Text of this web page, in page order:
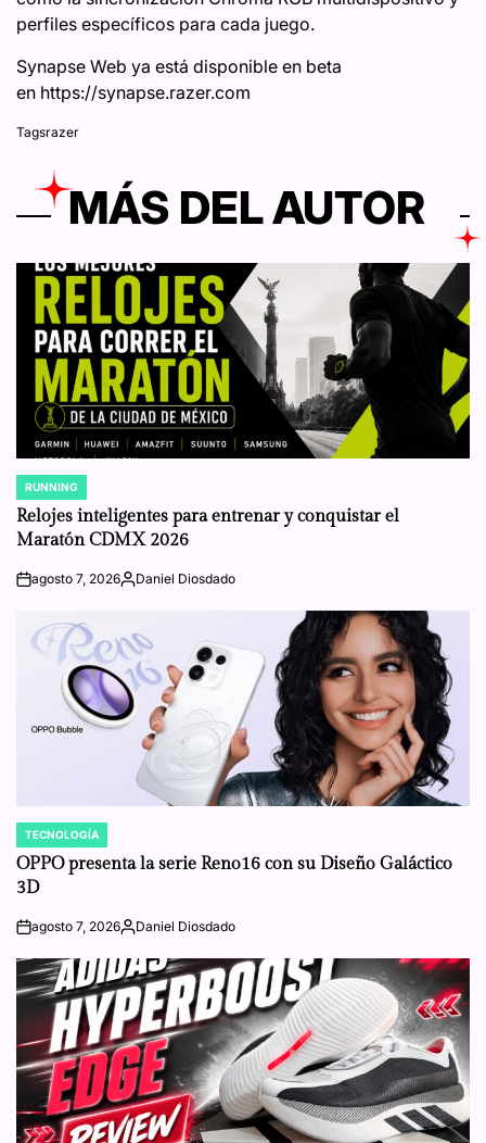
perfiles específicos para cada juego.
Synapse Web ya está disponible en beta
en https://synapse.razer.com
Tagsrazer
MÁS DEL AUTOR
POSTED
IN
RUNNING
Relojes inteligentes para entrenar y conquistar el
Maratón CDMX 2026
onagosto 7, 2026Posted
Daniel Diosdado
POSTED
IN
TECNOLOGÍA
OPPO presenta la serie Reno16 con su Diseño Galáctico
3D
onagosto 7, 2026Posted
Daniel Diosdado